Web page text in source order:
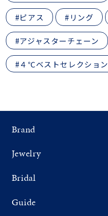
#ピアス #リング
#アジャスターチェーン
#４℃ベストセレクション
Brand
Jewelry
Bridal
Guide